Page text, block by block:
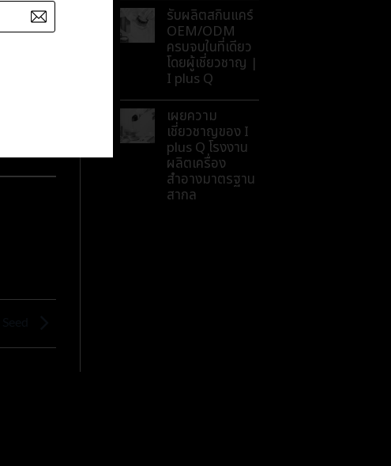
รับผลิตสกินแคร์
OEM/ODM
ครบจบในที่เดียว
โดยผู้เชี่ยวชาญ |
I plus Q
เผยความ
เชี่ยวชาญของ I
plus Q โรงงาน
ผลิตเครื่อง
สำอางมาตรฐาน
สากล